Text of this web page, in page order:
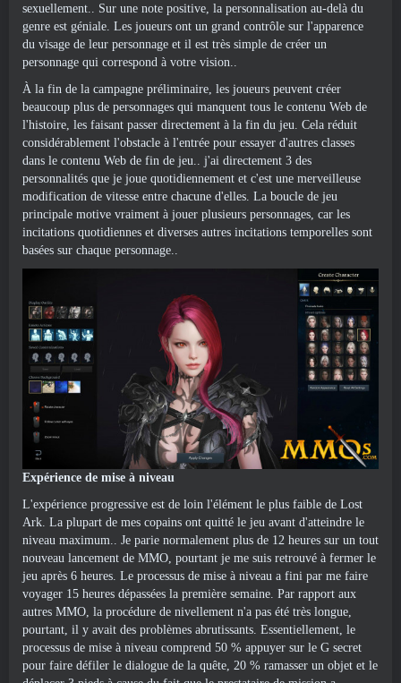
sexuellement.. Sur une note positive, la personnalisation au-delà du
genre est géniale. Les joueurs ont un grand contrôle sur l'apparence
du visage de leur personnage et il est très simple de créer un
personnage qui correspond à votre vision..
À la fin de la campagne préliminaire, les joueurs peuvent créer
beaucoup plus de personnages qui manquent tous le contenu Web de
l'histoire, les faisant passer directement à la fin du jeu. Cela réduit
considérablement l'obstacle à l'entrée pour essayer d'autres classes
dans le contenu Web de fin de jeu.. j'ai directement 3 des
personnalités que je joue quotidiennement et c'est une merveilleuse
modification de vitesse entre chacune d'elles. La boucle de jeu
principale motive vraiment à jouer plusieurs personnages, car les
incitations quotidiennes et diverses autres incitations temporelles sont
basées sur chaque personnage..
Expérience de mise à niveau
L'expérience progressive est de loin l'élément le plus faible de Lost
Ark. La plupart de mes copains ont quitté le jeu avant d'atteindre le
niveau maximum.. Je parie normalement plus de 12 heures sur un tout
nouveau lancement de MMO, pourtant je me suis retrouvé à fermer le
jeu après 6 heures. Le processus de mise à niveau a fini par me faire
voyager 15 heures dépassées la première semaine. Par rapport aux
autres MMO, la procédure de nivellement n'a pas été très longue,
pourtant, il y avait des problèmes abrutissants. Essentiellement, le
processus de mise à niveau comprend 50 % appuyer sur le G secret
pour faire défiler le dialogue de la quête, 20 % ramasser un objet et le